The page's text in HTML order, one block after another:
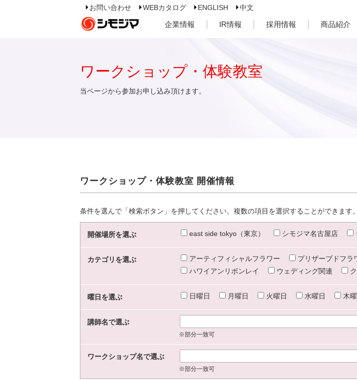
お問い合わせ WEBカタログ ENGLISH 中文
企業情報 IR情報 採用情報 商品紹介
ワークショップ・体験教室
当ページから参加お申し込み頂けます。
ワークショップ・体験教室 開催情報
条件を選んで「検索ボタン」を押してください。複数の項目を選択することができます。
開催場所を選ぶ east side tokyo（東京） シモジマ名古屋店
カテゴリを選ぶ アーティフィシャルフラワー プリザーブドフラ
ハワイアンリボンレイ
ウェディング関連
曜日を選ぶ 日曜日 月曜日 火曜日 水曜日 木
講師名で選ぶ
※部分一致可
ワークショップ名で選ぶ
※部分一致可